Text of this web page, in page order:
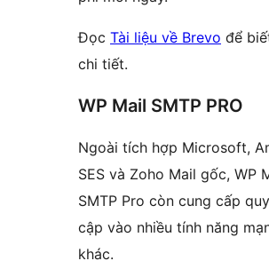
Đọc Tài liệu về Brevo để
chi tiết.
WP Mail SMTP PRO
Ngoài tích hợp Microsoft,
SES và Zoho Mail gốc, WP
SMTP Pro còn cung cấp
cập vào nhiều tính năng
khác.